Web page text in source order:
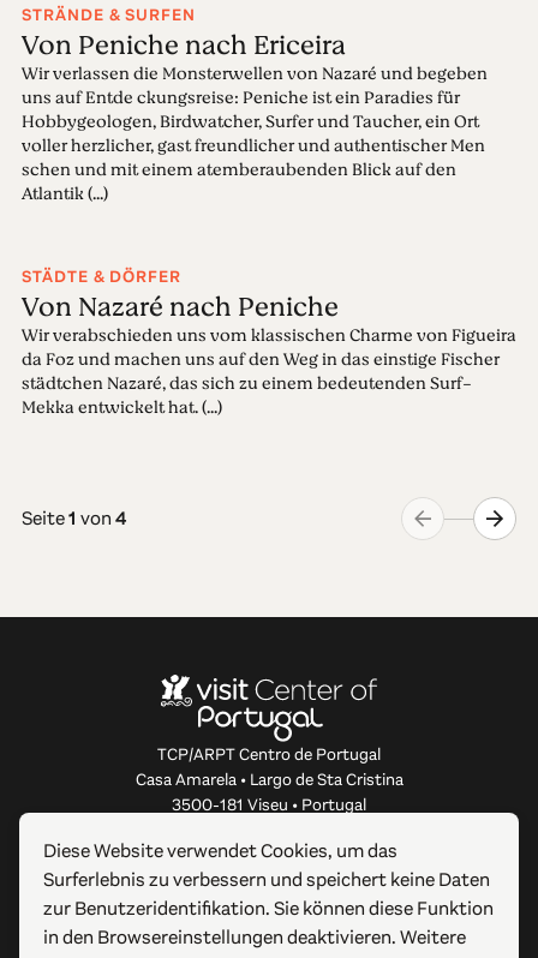
STRÄNDE & SURFEN
Von Peniche nach Ericeira
Wir verlassen die Monsterwellen von Nazaré und begeben
uns auf Entde ckungsreise: Peniche ist ein Paradies für
Hobbygeologen, Birdwatcher, Surfer und Taucher, ein Ort
voller herzlicher, gast freundlicher und authentischer Men
schen und mit einem atemberaubenden Blick auf den
Atlantik (...)
STÄDTE & DÖRFER
Von Nazaré nach Peniche
Wir verabschieden uns vom klassischen Charme von Figueira
da Foz und machen uns auf den Weg in das einstige Fischer
städtchen Nazaré, das sich zu einem bedeutenden Surf-
Mekka entwickelt hat. (...)
Seite1 von4
TCP/ARPT Centro de Portugal
Casa Amarela • Largo de Sta Cristina
3500-181 Viseu • Portugal
ÜBER DIESE WEBSITE
Diese Website verwendet Cookies, um das
Surferlebnis zu verbessern und speichert keine Daten
zur Benutzeridentifikation. Sie können diese Funktion
in den Browsereinstellungen deaktivieren. Weitere